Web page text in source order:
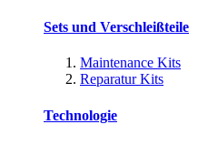
Sets und Verschleißteile
Maintenance Kits
Reparatur Kits
Technologie